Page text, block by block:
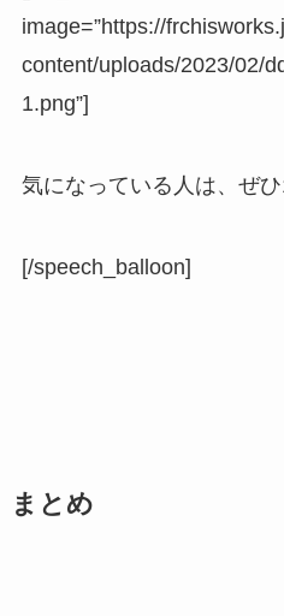
image=”https://
content/uploads/2023/02/
1.png”]
気になっている人は、ぜ
[/speech_balloon]
まとめ